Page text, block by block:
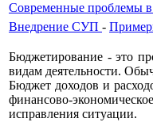
Современные проблемы
Внедрение СУП -
Бюджетирование - это
видам деятельности.
Бюджет доходов и
финансово-
исправления ситуации.